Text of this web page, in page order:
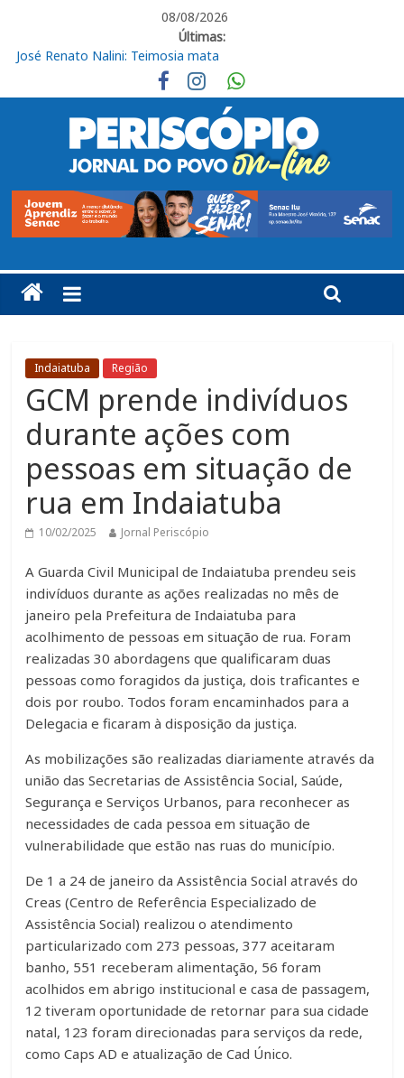
08/08/2026
Últimas:
Obras de R$ 54 milhões avançam na Rodovia Vereador José de
Em casa, Ituano Sub-20 perde para o Red Bull Bragantino
Ituano quer união para vencer o Barra neste sábado
Feira + Itu acontece neste final de semana na Praça do Carmo
José Renato Nalini: Teimosia mata
Indaiatuba Região
GCM prende indivíduos
durante ações com
pessoas em situação de
rua em Indaiatuba
10/02/2025 Jornal Periscópio
A Guarda Civil Municipal de Indaiatuba prendeu seis
indivíduos durante as ações realizadas no mês de
janeiro pela Prefeitura de Indaiatuba para
acolhimento de pessoas em situação de rua. Foram
realizadas 30 abordagens que qualificaram duas
pessoas como foragidos da justiça, dois traficantes e
dois por roubo. Todos foram encaminhados para a
Delegacia e ficaram à disposição da justiça.
As mobilizações são realizadas diariamente através da
união das Secretarias de Assistência Social, Saúde,
Segurança e Serviços Urbanos, para reconhecer as
necessidades de cada pessoa em situação de
vulnerabilidade que estão nas ruas do município.
De 1 a 24 de janeiro da Assistência Social através do
Creas (Centro de Referência Especializado de
Assistência Social) realizou o atendimento
particularizado com 273 pessoas, 377 aceitaram
banho, 551 receberam alimentação, 56 foram
acolhidos em abrigo institucional e casa de passagem,
12 tiveram oportunidade de retornar para sua cidade
natal, 123 foram direcionadas para serviços da rede,
como Caps AD e atualização de Cad Único.